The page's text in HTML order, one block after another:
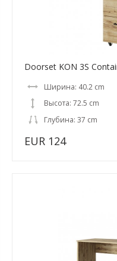
Doorset KON 3S
Ширина: 40.2 cm
Высота: 72.5 cm
Глубина: 37 cm
EUR 124